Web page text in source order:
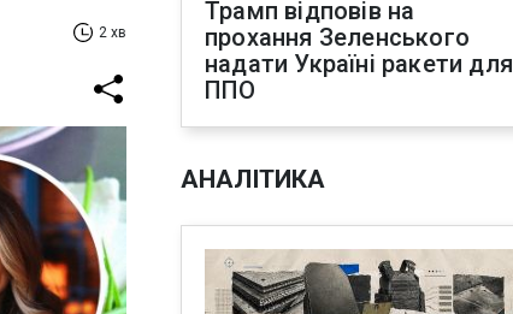
2 хв
Трамп відповів на
прохання Зеленського
надати Україні ракети для
ППО
АНАЛІТИКА